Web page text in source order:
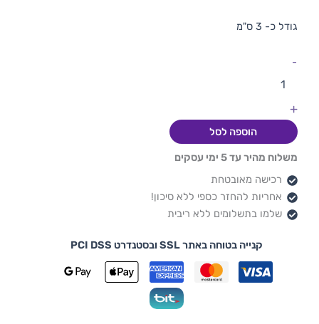
גודל כ- 3 ס"מ
-
+
הוספה לסל
משלוח מהיר עד 5 ימי עסקים
רכישה מאובטחת
אחריות להחזר כספי ללא סיכון!
שלמו בתשלומים ללא ריבית
קנייה בטוחה באתר SSL ובסטנדרט PCI DSS